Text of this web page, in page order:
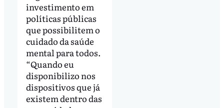
investimento em
políticas públicas
que possibilitem o
cuidado da saúde
mental para todos.
“Quando eu
disponibilizo nos
dispositivos que já
existem dentro das